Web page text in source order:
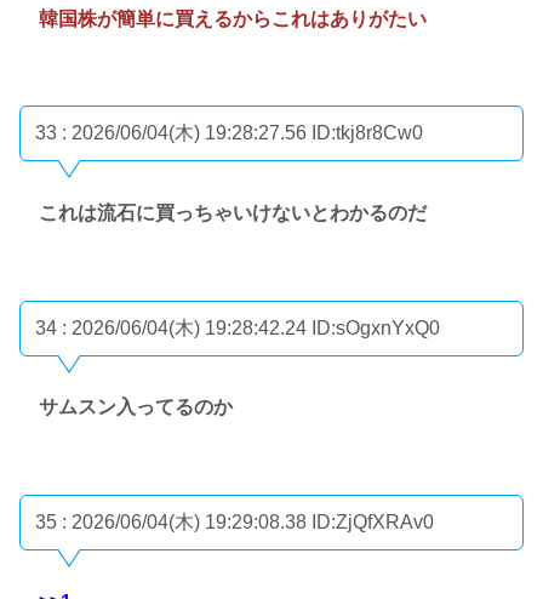
韓国株が簡単に買えるからこれはありがたい
33 : 2026/06/04(木) 19:28:27.56 ID:tkj8r8Cw0
これは流石に買っちゃいけないとわかるのだ
34 : 2026/06/04(木) 19:28:42.24 ID:sOgxnYxQ0
サムスン入ってるのか
35 : 2026/06/04(木) 19:29:08.38 ID:ZjQfXRAv0